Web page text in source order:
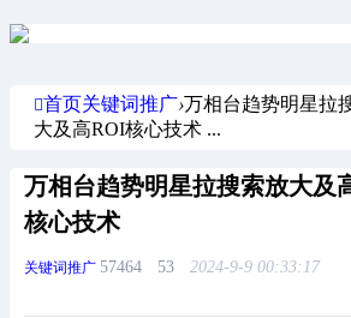
首页关键词推广›万相台趋势明星拉
大及高ROI核心技术 ...
万相台趋势明星拉搜索放大及
核心技术
关键词推广 57464 53 2024-9-9 00:33:17